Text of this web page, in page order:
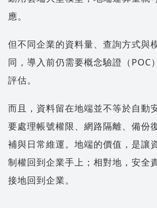
應。
但不同企業的資料量、查詢方式與
同，導入前仍需要概念驗證（POC
評估。
而且，資料留在地端並不等於自動
要處理帳號權限、網路隔離、備份
補與日常維運。地端的價值，是讓
制權回到企業手上；相對地，安全
接地回到企業。